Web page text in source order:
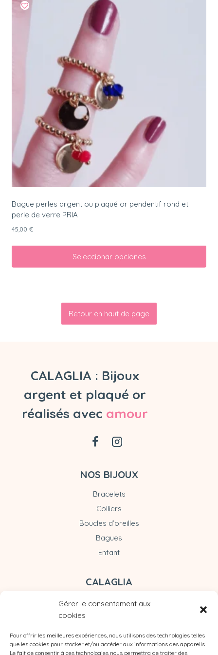
Gérer le consentement aux
cookies
Pour offrir les meilleures expériences, nous utilisons des technologies telles
que les cookies pour stocker et/ou accéder aux informations des appareils.
Le fait de consentir à ces technologies nous permettra de traiter des
Bague perles argent ou plaqué or pendentif rond et
perle de verre PRIA
45,00 €
Seleccionar opciones
Retour en haut de page
CALAGLIA : Bijoux
argent et plaqué or
réalisés avec amour
NOS BIJOUX
Bracelets
Colliers
Boucles d’oreilles
Bagues
Enfant
CALAGLIA